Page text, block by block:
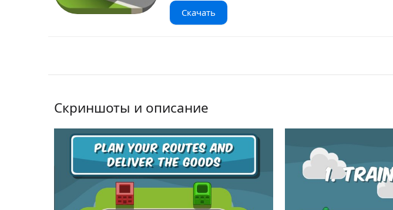
Скачать
Скриншоты и описание